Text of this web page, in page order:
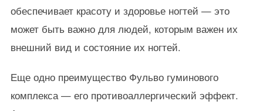
обеспечивает красоту и здоровье ногтей — это
может быть важно для людей, которым важен их
внешний вид и состояние их ногтей.
Еще одно преимущество Фульво гуминового
комплекса — его противоаллергический эффект.